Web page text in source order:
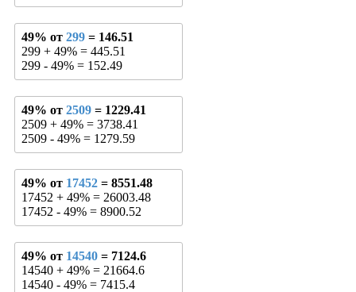
49% от 299 = 146.51
299 + 49% = 445.51
299 - 49% = 152.49
49% от 2509 = 1229.41
2509 + 49% = 3738.41
2509 - 49% = 1279.59
49% от 17452 = 8551.48
17452 + 49% = 26003.48
17452 - 49% = 8900.52
49% от 14540 = 7124.6
14540 + 49% = 21664.6
14540 - 49% = 7415.4